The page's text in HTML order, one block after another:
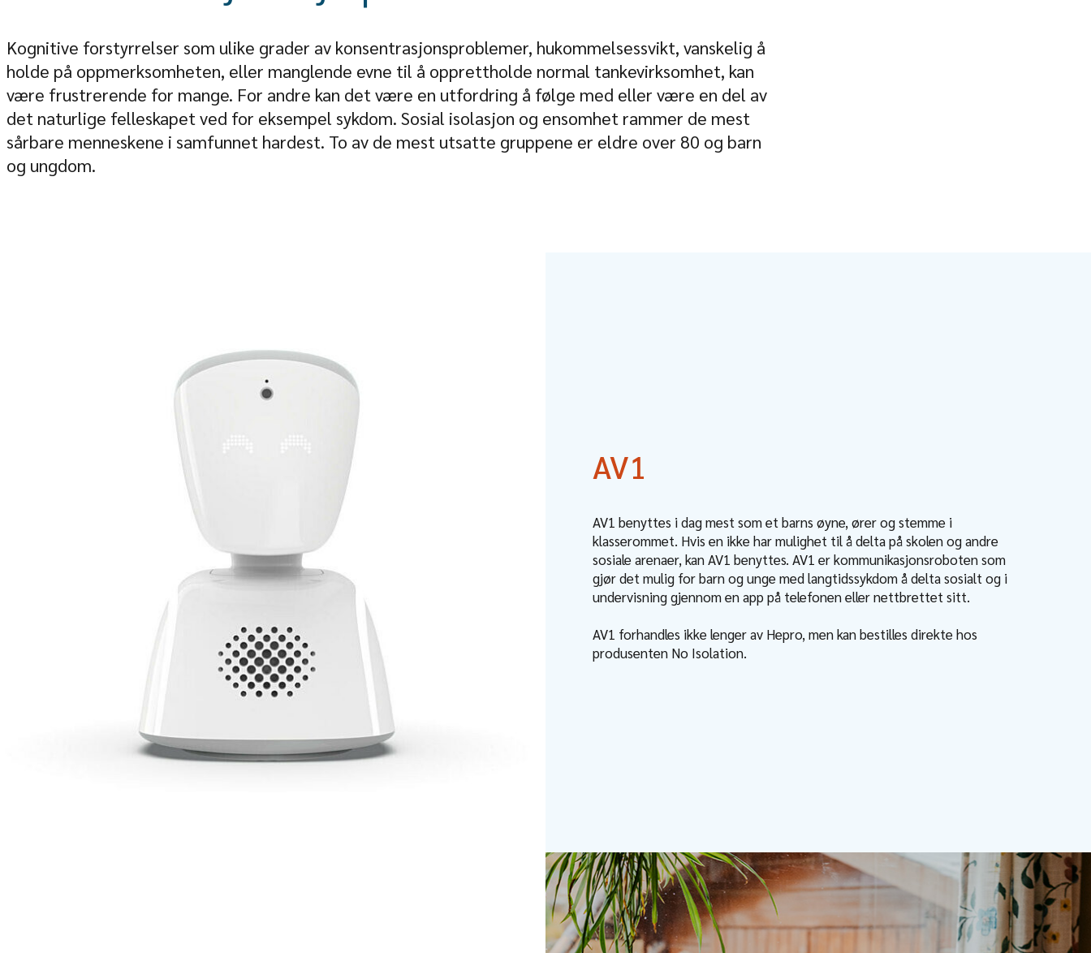
​Kognitive forstyrrelser som ulike grader av konsentrasjonsproblemer, hukommelsessvikt, vanskelig å
holde på oppmerksomheten, eller manglende evne til å opprettholde normal tankevirksomhet, kan
være frustrerende for mange. For andre kan det være en utfordring å følge med eller være en del av
det naturlige felleskapet ved for eksempel sykdom. Sosial isolasjon og ensomhet rammer de mest
sårbare menneskene i samfunnet hardest. To av de mest utsatte gruppene er eldre over 80 og barn
og ungdom.
AV1
AV1 benyttes i dag mest som et barns øyne, ører og stemme i
klasserommet. Hvis en ikke har mulighet til å delta på skolen og andre
sosiale arenaer, kan AV1 benyttes. AV1 er kommunikasjonsroboten som
gjør det mulig for barn og unge med langtidssykdom å delta sosialt og i
undervisning gjennom en app på telefonen eller nettbrettet sitt.
AV1 forhandles ikke lenger av Hepro, men kan bestilles direkte hos
produsenten No Isolation.